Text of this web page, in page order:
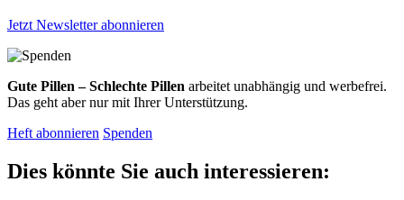
Jetzt Newsletter abonnieren
Gute Pillen – Schlechte Pillen arbeitet unabhängig und werbefrei.
Das geht aber nur mit Ihrer Unterstützung.
Heft abonnieren Spenden
Dies könnte Sie auch interessieren: